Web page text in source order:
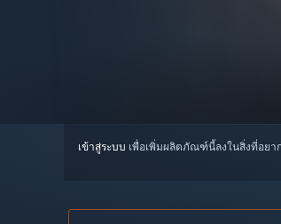
เข้าสู่ระบบ เพื่อเพิ่มผลิตภัณฑ์นี้ลงในสิ่งที่อยา